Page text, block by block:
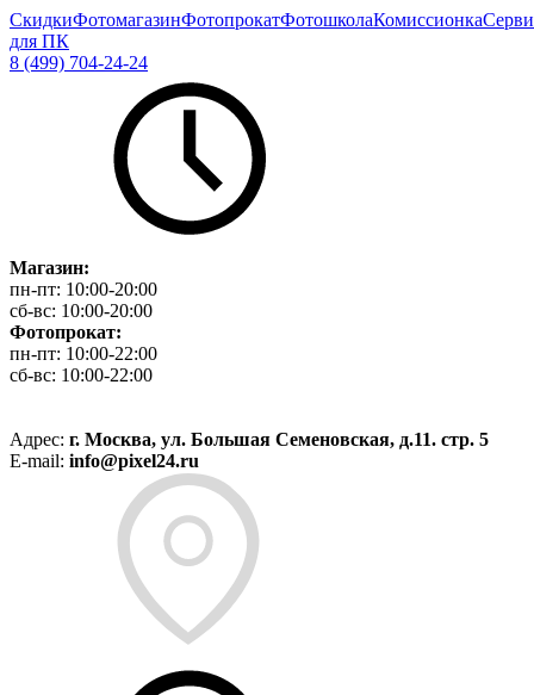
СкидкиФотомагазинФотопрокатФотошколаКомиссионка
для ПК
8 (499) 704-24-24
Магазин:
пн-пт: 10:00-20:00
сб-вс: 10:00-20:00
Фотопрокат:
пн-пт: 10:00-22:00
сб-вс: 10:00-22:00
Адрес: г. Москва, ул. Большая Семеновская, д.11. стр. 5
E-mail: info@pixel24.ru